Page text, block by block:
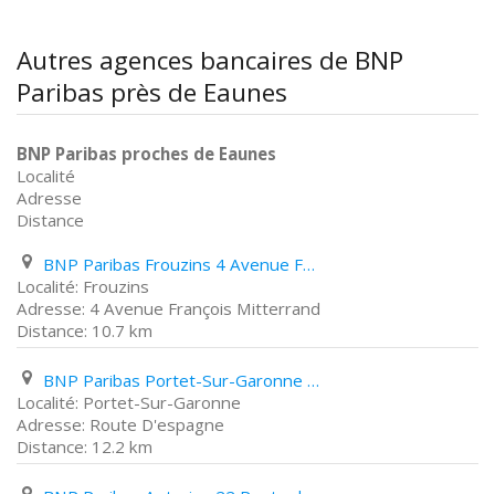
Autres agences bancaires de BNP
Paribas près de Eaunes
BNP Paribas proches de Eaunes
Localité
Adresse
Distance
BNP Paribas Frouzins 4 Avenue François Mitterrand
Frouzins
4 Avenue François Mitterrand
10.7 km
BNP Paribas Portet-Sur-Garonne Route D'espagne
Portet-Sur-Garonne
Route D'espagne
12.2 km